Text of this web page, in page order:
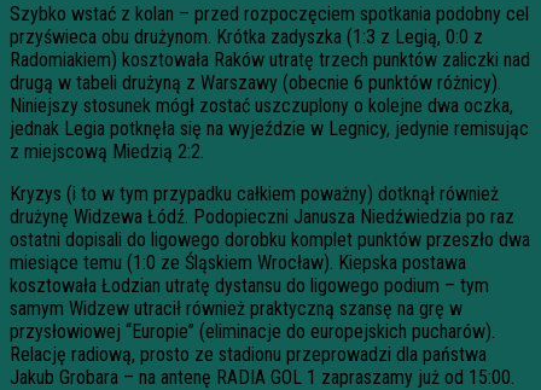
Szybko wstać z kolan – przed rozpoczęciem spotkania podobny cel
przyświeca obu drużynom. Krótka zadyszka (1:3 z Legią, 0:0 z
Radomiakiem) kosztowała Raków utratę trzech punktów zaliczki nad
drugą w tabeli drużyną z Warszawy (obecnie 6 punktów różnicy).
Niniejszy stosunek mógł zostać uszczuplony o kolejne dwa oczka,
jednak Legia potknęła się na wyjeździe w Legnicy, jedynie remisując
z miejscową Miedzią 2:2.
Kryzys (i to w tym przypadku całkiem poważny) dotknął również
drużynę Widzewa Łódź. Podopieczni Janusza Niedźwiedzia po raz
ostatni dopisali do ligowego dorobku komplet punktów przeszło dwa
miesiące temu (1:0 ze Śląskiem Wrocław). Kiepska postawa
kosztowała Łodzian utratę dystansu do ligowego podium – tym
samym Widzew utracił również praktyczną szansę na grę w
przysłowiowej “Europie” (eliminacje do europejskich pucharów).
Relację radiową, prosto ze stadionu przeprowadzi dla państwa
Jakub Grobara – na antenę RADIA GOL 1 zapraszamy już od 15:00.